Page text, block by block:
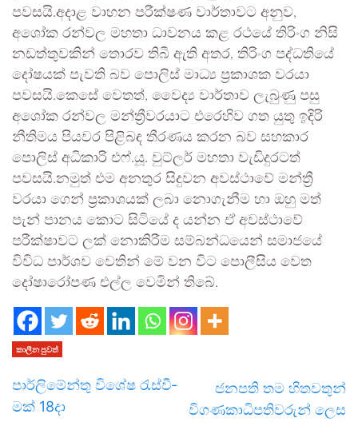
පවසයි.අදාළ වාහන පරීක්ෂණ වාර්තාවට අනුව,
අශෝක රන්වල මහතා ධාවනය කළ රථයේ තිරිංග නිසි
නඩත්තුවකින් තොරව තිබී ඇති අතර, තිරිංග පද්ධතියේ
දෝෂයක් පැවති බව පොලිස් මාධ්‍ය ප්‍රකාශක වරයා
පවසයි.කෙසේ වෙතත්, වෛද්‍ය වාර්තාව ලැබුණු පසු
අශෝක රන්වල මන්ත්‍රීවරයාට එරෙහිව ගත යුතු ඉදිරි
නීතිමය පියවර පිළිබඳ තීරණය කරන බව සහකාර
පොලිස් අධිකාරි එෆ්.යූ. වුට්ලර් මහතා වැඩිදුරටත්
පවසයි.නමුත් එම අනතුර සිදුවන අවස්ථාවේ මන්ත්‍රී
වරයා ගෙන් ප්‍රකාශයක් ලබා නොගැනීම හා ඔහු මත්
පැන් පානය කොට සිටියේ ද යන්න ඒ අවස්ථාවේ
පරීක්ෂාවට ලක් නොකිරීම සම්බන්ධයෙන් සමාජයේ
විවිධ පාර්ශව වෙතින් මේ වන විට පොලීසිය වෙත
දෝෂාරෝපණ එල්ල වෙමින් තිබේ.
කාලීන පුවත්
පාර්ලි­මේන්තු විශේෂ රැස්වී­
මක් 18දා
ජනපති තම හිතවතුන්
විගණකාධිපතිවරුන් ලෙස